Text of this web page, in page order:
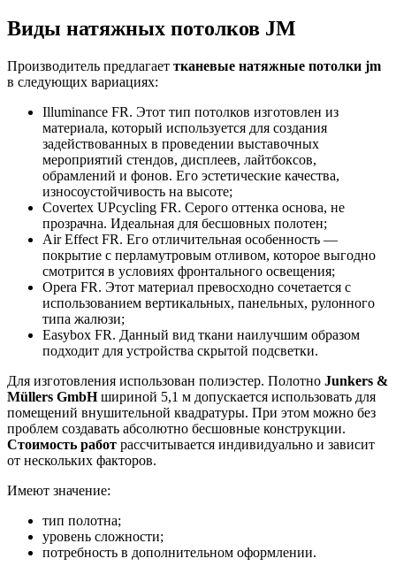
Виды натяжных потолков JM
Производитель предлагает тканевые натяжные потолки jm
в следующих вариациях:
Illuminance FR. Этот тип потолков изготовлен из
материала, который используется для создания
задействованных в проведении выставочных
мероприятий стендов, дисплеев, лайтбоксов,
обрамлений и фонов. Его эстетические качества,
износоустойчивость на высоте;
Covertex UPcycling FR. Серого оттенка основа, не
прозрачна. Идеальная для бесшовных полотен;
Air Effect FR. Его отличительная особенность —
покрытие с перламутровым отливом, которое выгодно
смотрится в условиях фронтального освещения;
Opera FR. Этот материал превосходно сочетается с
использованием вертикальных, панельных, рулонного
типа жалюзи;
Easybox FR. Данный вид ткани наилучшим образом
подходит для устройства скрытой подсветки.
Для изготовления использован полиэстер. Полотно Junkers &
Müllers GmbHшириной 5,1 м допускается использовать для
помещений внушительной квадратуры. При этом можно без
проблем создавать абсолютно бесшовные конструкции.
Стоимость работ рассчитывается индивидуально и зависит
от нескольких факторов.
Имеют значение:
тип полотна;
уровень сложности;
потребность в дополнительном оформлении.